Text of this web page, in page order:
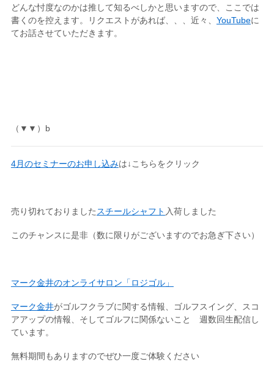
どんな忖度なのかは推して知るべしかと思いますので、ここでは
書くのを控えます。リクエストがあれば、、、近々、 YouTubeに
てお話させていただきます。
（▼▼）b
4月のセミナーのお申し込みは↓こちらをクリック
売り切れておりました スチールシャフト 入荷しました
このチャンスに是非（数に限りがございますのでお急ぎ下さい）
マーク金井のオンライサロン「ロジゴル」
マーク金井がゴルフクラブに関する情報、ゴルフスイング、スコ
アアップの情報、そしてゴルフに関係ないこと 週数回生配信し
ています。
無料期間もありますのでぜひ一度ご体験ください